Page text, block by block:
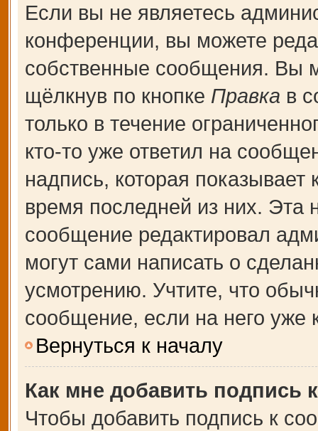
Если вы не являетесь
конференции, вы можете
собственные сообщения. Вы
щёлкнув по кнопке Правка в
только в течение
кто-то уже ответил на
надпись, которая показывает
время последней из них. Эта
сообщение редактировал
могут сами написать о
усмотрению. Учтите, что
сообщение, если на него уже
Вернуться к началу
Как мне добавить подпись
Чтобы добавить подпись к